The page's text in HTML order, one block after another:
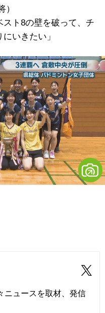
）
スト8の壁を破って、チ
いきたい」
ニュースを取材、発信